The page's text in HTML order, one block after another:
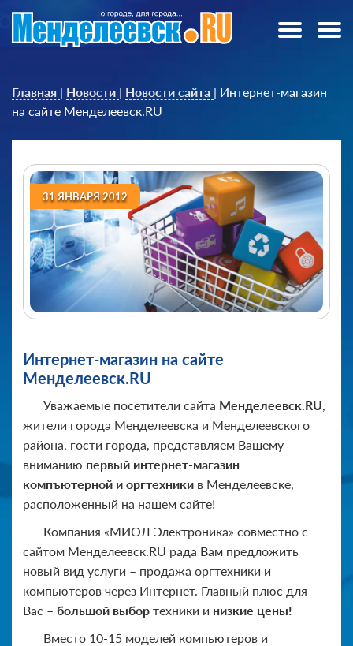
Главная | Новости | Новости сайта | Интернет-магазин
на сайте Менделеевск.RU
31 ЯНВАРЯ 2012
Интернет-магазин на сайте
Менделеевск.RU
Уважаемые посетители сайта Менделеевск.RU,
жители города Менделеевска и Менделеевского
района, гости города, представляем Вашему
вниманию первый интернет-магазин
компъютерной и оргтехники в Менделеевске,
расположенный на нашем сайте!
Компания «МИОЛ Электроника» совместно с
сайтом Менделеевск.RU рада Вам предложить
новый вид услуги – продажа оргтехники и
компьютеров через Интернет. Главный плюс для
Вас – большой выбор техники и низкие цены!
Вместо 10-15 моделей компьютеров и